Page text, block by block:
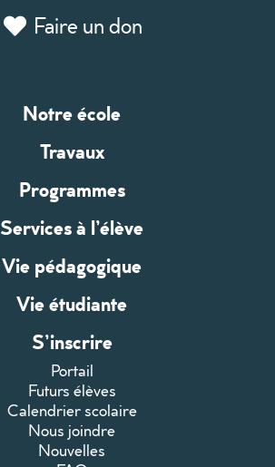
Faire un don
Notre école
Travaux
Programmes
Services à l’élève
Vie pédagogique
Vie étudiante
S’inscrire
Portail
Futurs élèves
Calendrier scolaire
Nous joindre
Nouvelles